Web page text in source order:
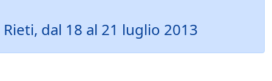
dal 18 al 21 luglio 2013